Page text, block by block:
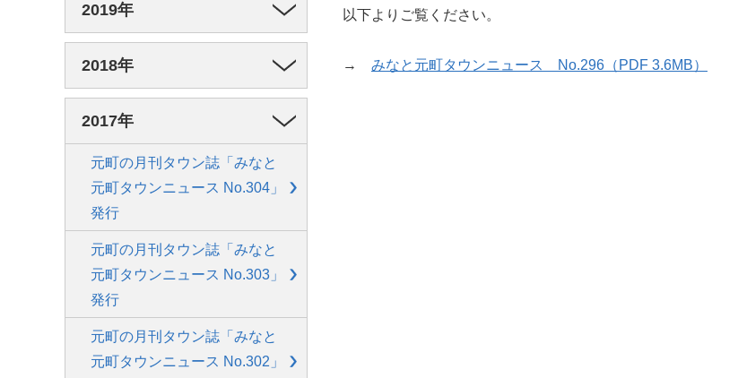
以下よりご覧ください。
→ みなと元町タウンニュース No.296（PDF 3.6MB）
2019年
2018年
2017年
元町の月刊タウン誌「みなと
元町タウンニュース No.304」
発行
元町の月刊タウン誌「みなと
元町タウンニュース No.303」
発行
元町の月刊タウン誌「みなと
元町タウンニュース No.302」